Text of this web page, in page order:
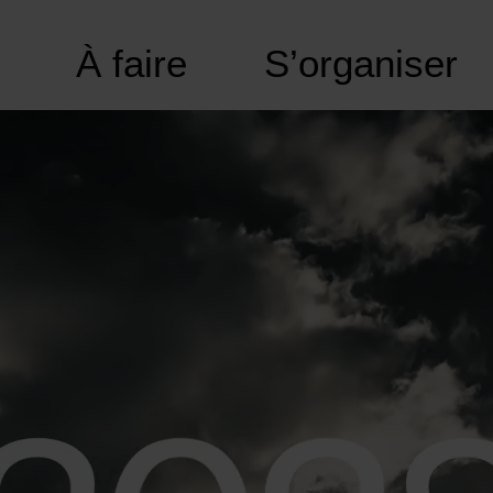
À faire S’organiser